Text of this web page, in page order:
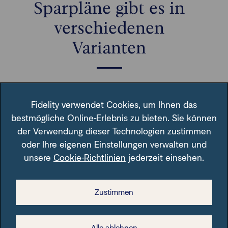
Sparpläne gibt es in
verschiedenen
Varianten
Ausgerichtet an Ihre Sparziele und Ihre
Splitsparplan
Fidelity verwendet Cookies, um Ihnen das
bestmögliche Online-Erlebnis zu bieten. Sie können
der Verwendung dieser Technologien zustimmen
oder Ihre eigenen Einstellungen verwalten und
unsere Cookie-Richtlinien jederzeit einsehen.
Zustimmen